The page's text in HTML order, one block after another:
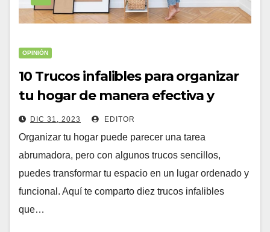
OPINIÓN
10 Trucos infalibles para organizar
tu hogar de manera efectiva y
sencilla
DIC 31, 2023 EDITOR
Organizar tu hogar puede parecer una tarea
abrumadora, pero con algunos trucos sencillos,
puedes transformar tu espacio en un lugar ordenado y
funcional. Aquí te comparto diez trucos infalibles
que…